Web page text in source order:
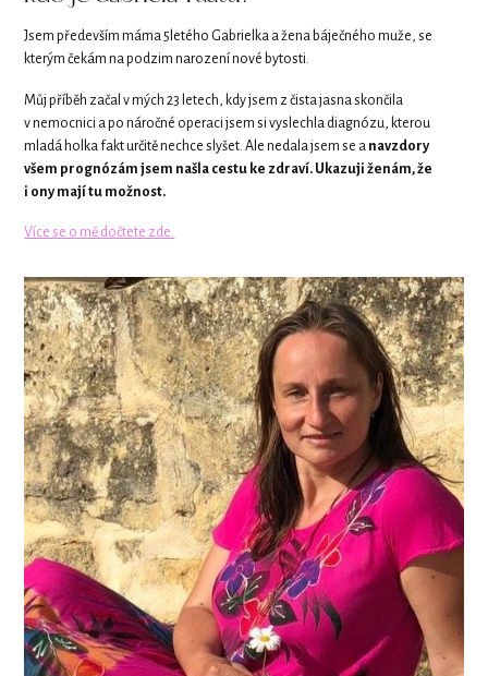
Jsem především máma 5letého Gabrielka a žena báječného muže, se
kterým čekám na podzim narození nové bytosti.
Můj příběh začal v mých 23 letech, kdy jsem z čista jasna skončila
v nemocnici a po náročné operaci jsem si vyslechla diagnózu, kterou
mladá holka fakt určitě nechce slyšet. Ale nedala jsem se a navzdory
všem prognózám jsem našla cestu ke zdraví. Ukazuji ženám, že
i ony mají tu možnost.
Více se o mě dočtete zde.